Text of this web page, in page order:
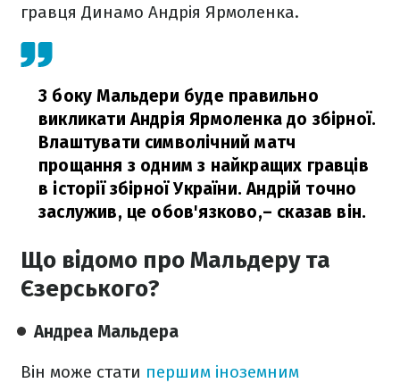
гравця Динамо Андрія Ярмоленка.
З боку Мальдери буде правильно
викликати Андрія Ярмоленка до збірної.
Влаштувати символічний матч
прощання з одним з найкращих гравців
в історії збірної України. Андрій точно
заслужив, це обов'язково,– сказав він.
Що відомо про Мальдеру та
Єзерського?
Андреа Мальдера
Він може стати першим іноземним